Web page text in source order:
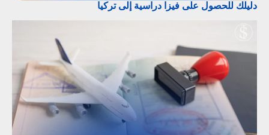
دليلك للحصول على فيزا دراسية إلى تركيا